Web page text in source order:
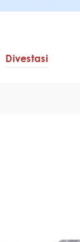
Divestasi